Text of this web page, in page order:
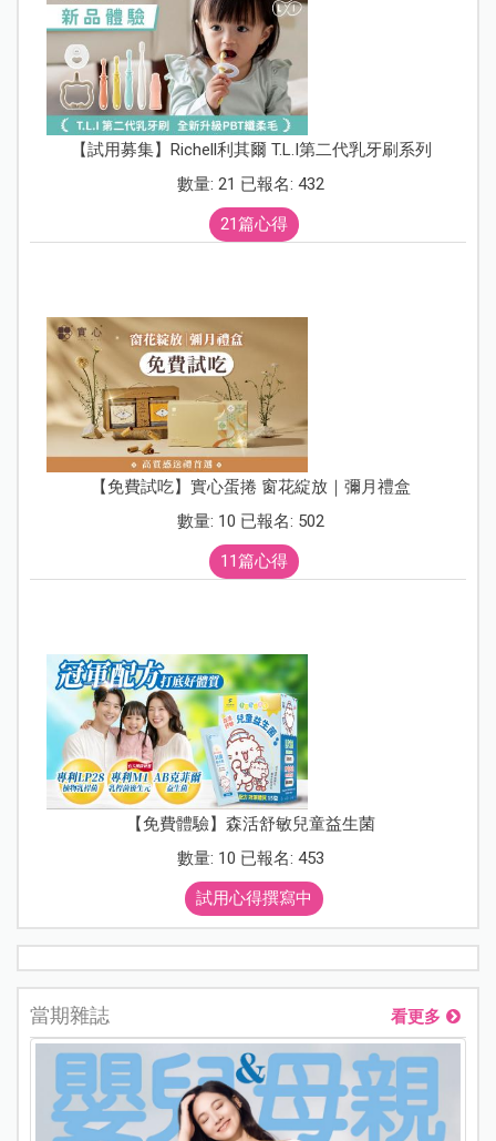
【試用募集】Richell利其爾 T.L.I第二代乳牙刷系列
數量: 21 已報名: 432
21篇心得
【免費試吃】實心蛋捲 窗花綻放｜彌月禮盒
數量: 10 已報名: 502
11篇心得
【免費體驗】森活舒敏兒童益生菌
數量: 10 已報名: 453
試用心得撰寫中
當期雜誌 看更多